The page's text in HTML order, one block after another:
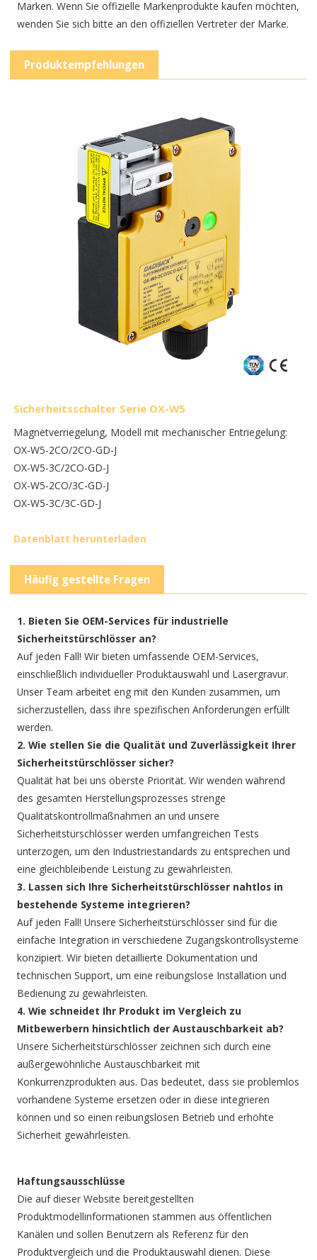
Marken. Wenn Sie offizielle Markenprodukte kaufen möchten,
wenden Sie sich bitte an den offiziellen Vertreter der Marke.
Produktempfehlungen
Sicherheitsschalter Serie OX-W5
Magnetverriegelung, Modell mit mechanischer Entriegelung:
OX-W5-2CO/2CO-GD-J
OX-W5-3C/2CO-GD-J
OX-W5-2CO/3C-GD-J
OX-W5-3C/3C-GD-J
Datenblatt herunterladen
Häufig gestellte Fragen
1. Bieten Sie OEM-Services für industrielle
Sicherheitstürschlösser an?
Auf jeden Fall! Wir bieten umfassende OEM-Services,
einschließlich individueller Produktauswahl und Lasergravur.
Unser Team arbeitet eng mit den Kunden zusammen, um
sicherzustellen, dass ihre spezifischen Anforderungen erfüllt
werden.
2. Wie stellen Sie die Qualität und Zuverlässigkeit Ihrer
Sicherheitstürschlösser sicher?
Qualität hat bei uns oberste Priorität. Wir wenden während
des gesamten Herstellungsprozesses strenge
Qualitätskontrollmaßnahmen an und unsere
Sicherheitstürschlösser werden umfangreichen Tests
unterzogen, um den Industriestandards zu entsprechen und
eine gleichbleibende Leistung zu gewährleisten.
3. Lassen sich Ihre Sicherheitstürschlösser nahtlos in
bestehende Systeme integrieren?
Auf jeden Fall! Unsere Sicherheitstürschlösser sind für die
einfache Integration in verschiedene Zugangskontrollsysteme
konzipiert. Wir bieten detaillierte Dokumentation und
technischen Support, um eine reibungslose Installation und
Bedienung zu gewährleisten.
4. Wie schneidet Ihr Produkt im Vergleich zu
Mitbewerbern hinsichtlich der Austauschbarkeit ab?
Unsere Sicherheitstürschlösser zeichnen sich durch eine
außergewöhnliche Austauschbarkeit mit
Konkurrenzprodukten aus. Das bedeutet, dass sie problemlos
vorhandene Systeme ersetzen oder in diese integrieren
können und so einen reibungslosen Betrieb und erhöhte
Sicherheit gewährleisten.
Haftungsausschlüsse
Die auf dieser Website bereitgestellten
Produktmodellinformationen stammen aus öffentlichen
Kanälen und sollen Benutzern als Referenz für den
Produktvergleich und die Produktauswahl dienen. Diese